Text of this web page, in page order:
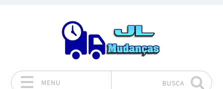
MENU BUSCA